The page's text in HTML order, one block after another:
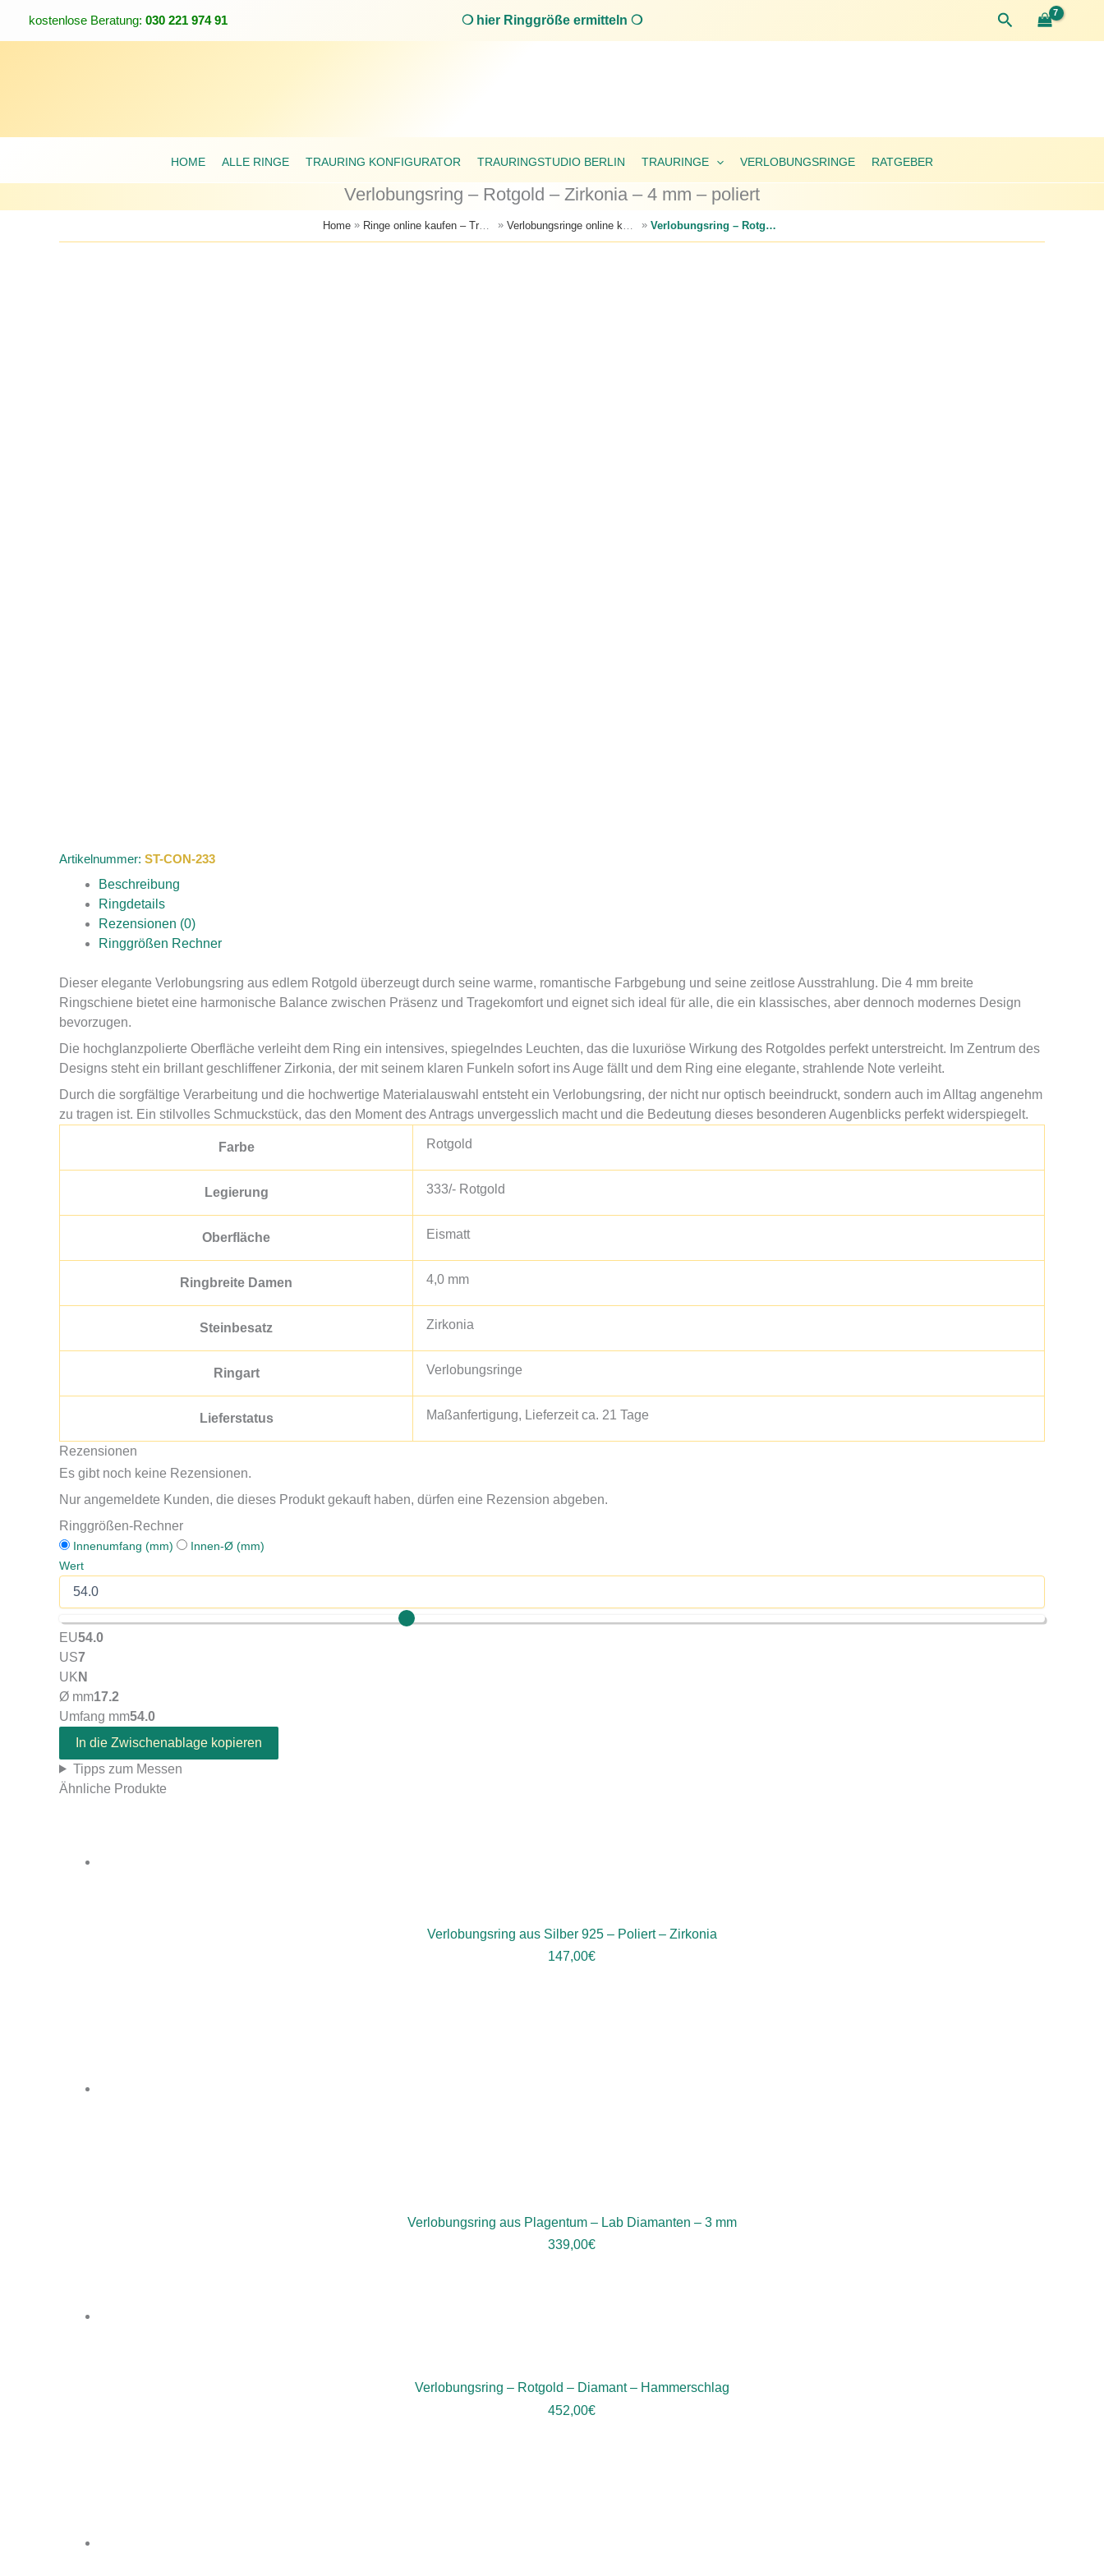
Inhalt
kostenlose Beratung: 030 221 974 91 ❍ hier Ringgröße ermitteln ❍ Suchen
HOME ALLE RINGE TRAURING KONFIGURATOR TRAURINGSTUDIO BERLIN TRAURINGE VERLOBUNGSRINGE RATGEBER
Verlobungsring – Rotgold – Zirkonia – 4 mm – poliert
Home» Ringe online kaufen – Trauringe, Verlobungsringe & Partnerringe » Verlobungsringe online kaufen – edle Designs für den perfekten Heiratsantrag » Verlobungsring – Rotgold – Zirkonia – 4 mm – poliert
Artikelnummer: ST-CON-233
Beschreibung
Ringdetails
Rezensionen (0)
Ringgrößen Rechner
Dieser elegante Verlobungsring aus edlem Rotgold überzeugt durch seine warme, romantische Farbgebung und seine zeitlose Ausstrahlung. Die 4 mm breite
Ringschiene bietet eine harmonische Balance zwischen Präsenz und Tragekomfort und eignet sich ideal für alle, die ein klassisches, aber dennoch modernes Design
bevorzugen.
Die hochglanzpolierte Oberfläche verleiht dem Ring ein intensives, spiegelndes Leuchten, das die luxuriöse Wirkung des Rotgoldes perfekt unterstreicht. Im Zentrum des
Designs steht ein brillant geschliffener Zirkonia, der mit seinem klaren Funkeln sofort ins Auge fällt und dem Ring eine elegante, strahlende Note verleiht.
Durch die sorgfältige Verarbeitung und die hochwertige Materialauswahl entsteht ein Verlobungsring, der nicht nur optisch beeindruckt, sondern auch im Alltag angenehm
zu tragen ist. Ein stilvolles Schmuckstück, das den Moment des Antrags unvergesslich macht und die Bedeutung dieses besonderen Augenblicks perfekt widerspiegelt.
Farbe Rotgold
Legierung 333/- Rotgold
Oberfläche Eismatt
Ringbreite Damen 4,0 mm
Steinbesatz Zirkonia
Ringart Verlobungsringe
Lieferstatus Maßanfertigung, Lieferzeit ca. 21 Tage
Rezensionen
Es gibt noch keine Rezensionen.
Nur angemeldete Kunden, die dieses Produkt gekauft haben, dürfen eine Rezension abgeben.
Ringgrößen-Rechner
Innenumfang (mm)
Innen-Ø (mm)
Wert
EU54.0
US7
UK N
Ø mm17.2
Umfang mm54.0
In die Zwischenablage kopieren
Tipps zum Messen
Ähnliche Produkte
Verlobungsring aus Silber 925 – Poliert – Zirkonia
147,00€
💎 0,5 ct Rund
Verlobungsring aus Plagentum – Lab Diamanten – 3 mm
339,00€
Verlobungsring – Rotgold – Diamant – Hammerschlag
452,00€
💎 0,25 ct Rund